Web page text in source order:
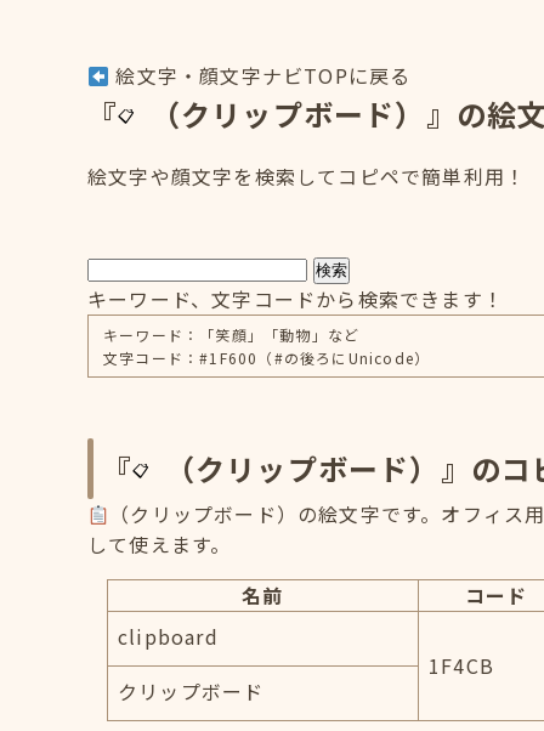
絵文字・顔文字ナビTOPに戻る
『 （クリップボード）』の絵
絵文字や顔文字を検索してコピペで簡単利用！
検索
キーワード、文字コードから検索できます！
キーワード：「笑顔」「動物」など
文字コード：#1F600（#の後ろにUnicode）
『 （クリップボード）』の
（クリップボード）の絵文字です。オフィ
して使えます。
名前
コード
clipboard
1F4CB
クリップボード